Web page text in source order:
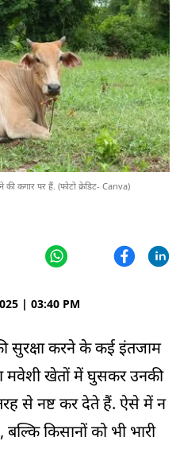
कगार पर हैं. (फोटो क्रेडिट- Canva)
| 03:40 PM
सुरक्षा करने के कई इंतजाम
मवेशी खेतों में घुसकर उनकी
से नष्ट कर देते हैं. ऐसे में न
किसानों को भी भारी